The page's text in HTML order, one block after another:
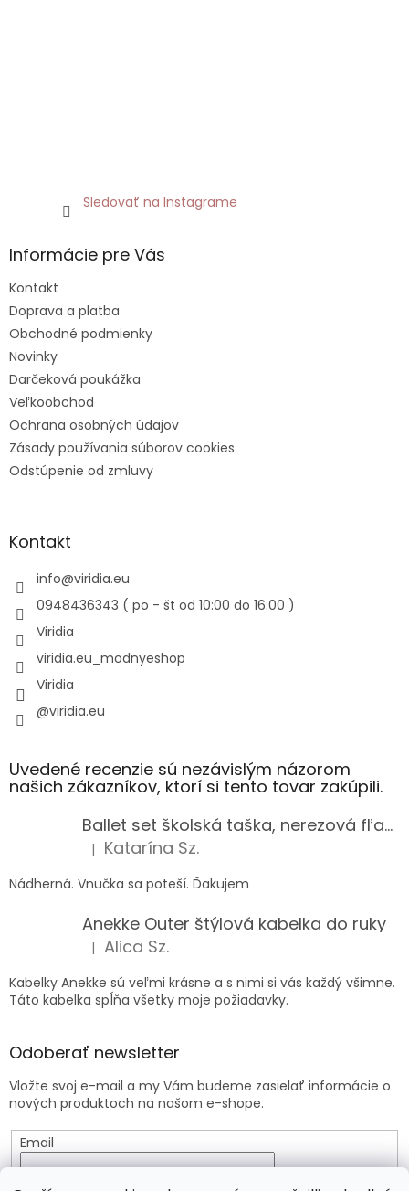
Sledovať na Instagrame
Informácie pre Vás
Kontakt
Doprava a platba
Obchodné podmienky
Novinky
Darčeková poukážka
Veľkoobchod
Ochrana osobných údajov
Zásady používania súborov cookies
Odstúpenie od zmluvy
Kontakt
info@viridia.eu
0948436343 ( po - št od 10:00 do 16:00 )
Viridia
viridia.eu_modnyeshop
Viridia
@viridia.eu
Uvedené recenzie sú nezávislým názorom
našich zákazníkov, ktorí si tento tovar zakúpili.
Ballet set školská taška, nerezová fľaša a plný peračník s motívom baletky pre dievča
Hodnotenie produktu je 5 z 5 hviezdičiek.
| Katarína Sz.
Nádherná. Vnučka sa poteší. Ďakujem
Anekke Outer štýlová kabelka do ruky
Hodnotenie produktu je 5 z 5 hviezdičiek.
| Alica Sz.
Kabelky Anekke sú veľmi krásne a s nimi si vás každý všimne.
Táto kabelka spĺňa všetky moje požiadavky.
Odoberať newsletter
Vložte svoj e-mail a my Vám budeme zasielať informácie o
nových produktoch na našom e-shope.
Email